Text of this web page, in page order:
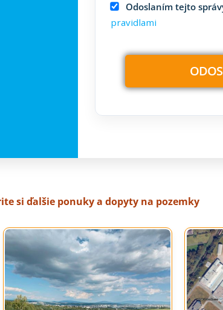
Odoslaním tejto
pravidlami
si ďalšie ponuky a dopyty na pozemky